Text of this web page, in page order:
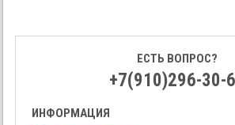
ЕСТЬ ВОПРОС?
+7(910)296-30-
ИНФОРМАЦИЯ